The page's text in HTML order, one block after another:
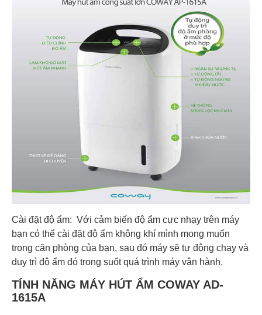
Cài đặt độ ẩm: Với cảm biến độ ẩm cực nhạy trên máy
bạn có thể cài đặt độ ẩm không khí mình mong muốn
trong căn phòng của bạn, sau đó máy sẽ tự động chạy và
duy trì độ ẩm đó trong suốt quá trình máy vận hành.
TÍNH NĂNG MÁY HÚT ẨM COWAY AD-
1615A